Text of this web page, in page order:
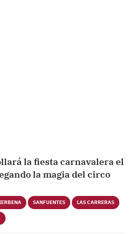
la fiesta carnavalera el
la magia del circo
SANFUENTES LAS CARRERAS